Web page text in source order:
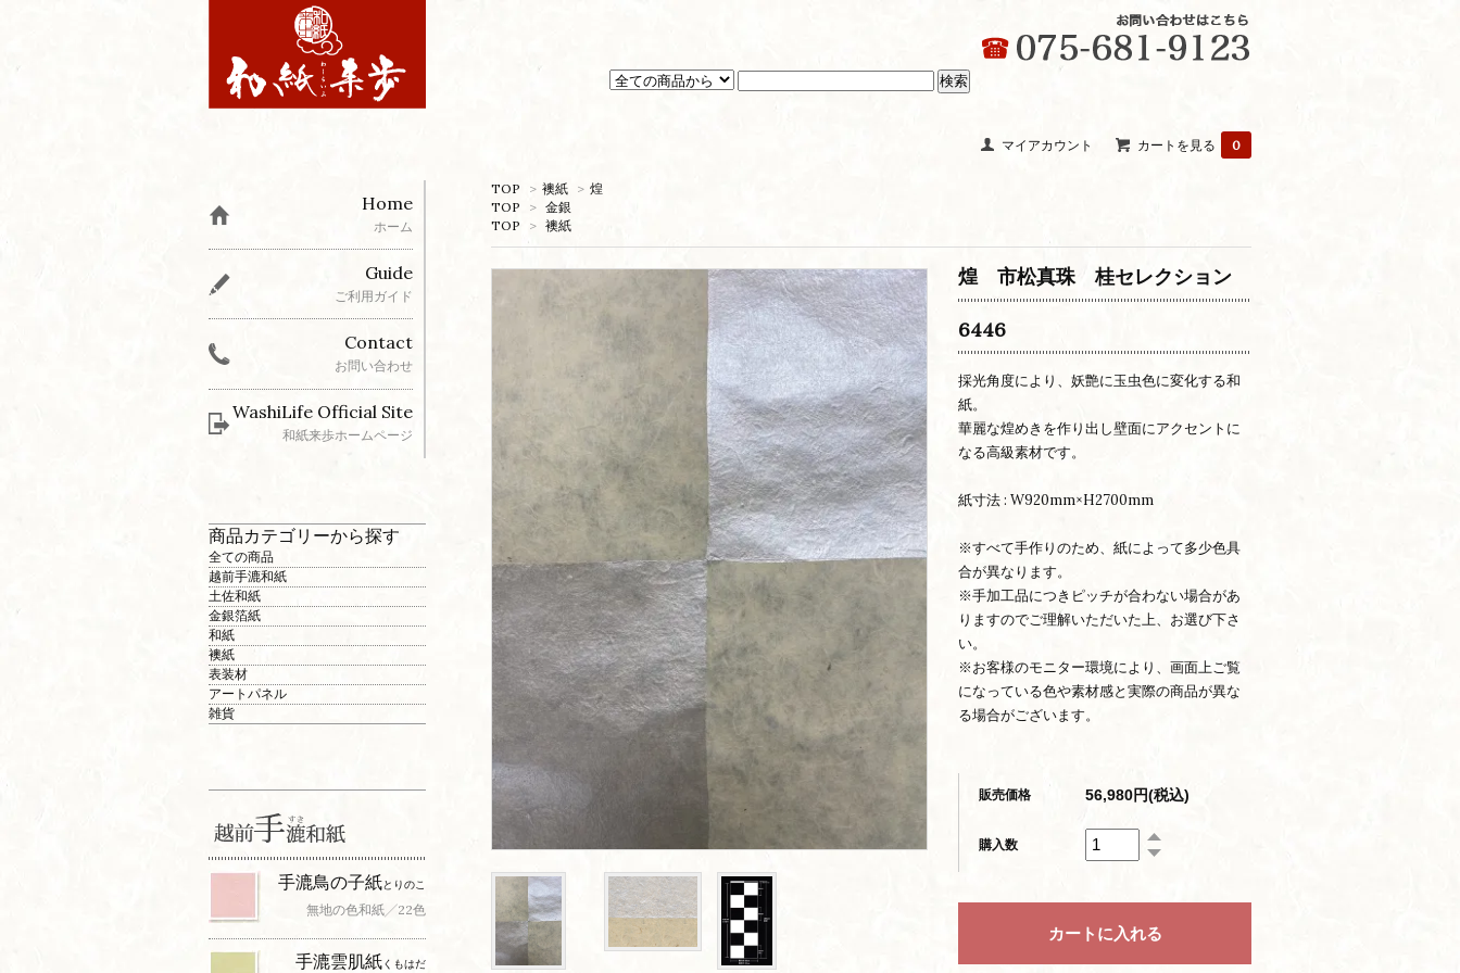
マイアカウント カートを見る 0
TOP > 襖紙 > 煌
TOP
> 金銀
TOP
> 襖紙
煌 市松真珠 桂セレクション
6446
採光角度により、妖艶に玉虫色に変化する和
紙。
華麗な煌めきを作り出し壁面にアクセントに
なる高級素材です。
紙寸法 : W920mm×H2700mm
※すべて手作りのため、紙によって多少色具
合が異なります。
※手加工品につきピッチが合わない場合があ
りますのでご理解いただいた上、お選び下さ
い。
※お客様のモニター環境により、画面上ご覧
になっている色や素材感と実際の商品が異な
る場合がございます。
販売価格 56,980円(税込)
購入数
Home
ホーム
Guide
ご利用ガイド
Contact
お問い合わせ
WashiLife Official Site
和紙来歩ホームページ
商品カテゴリーから探す
全ての商品
越前手漉和紙
土佐和紙
金銀箔紙
和紙
襖紙
表装材
アートパネル
雑貨
手漉鳥の子紙とりのこ
無地の色和紙╱22色
手漉雲肌紙くもはだ